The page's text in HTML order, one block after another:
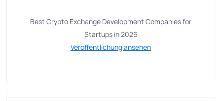
Best Crypto Exchange Development Companies for
Startups in 2026
Veröffentlichung ansehen